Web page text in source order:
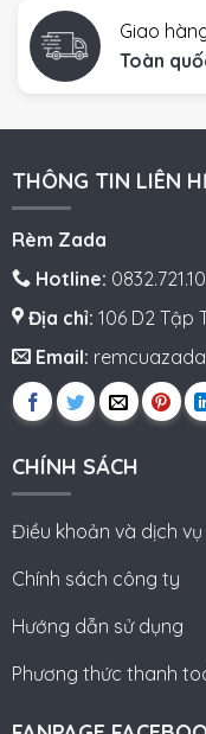
Giao
Toàn
THÔNG TIN LIÊN
Rèm Zada
Hotline:
Địa chỉ: 106 D2 Tập
Email:
CHÍNH SÁCH
Điều khoản và dịch vụ
Chính sách công ty
Hướng dẫn sử dụng
Phương thức thanh